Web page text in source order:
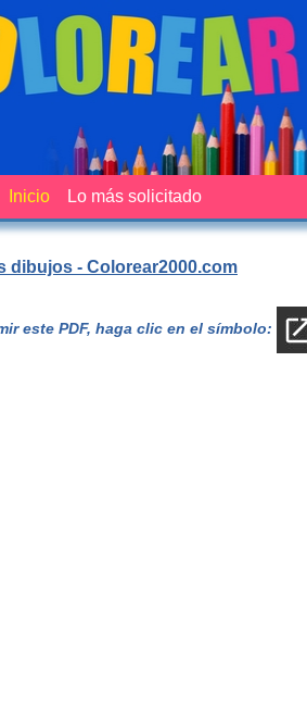
Inicio Lo más solicitado
dibujos - Colorear2000.com
este PDF, haga clic en el símbolo: